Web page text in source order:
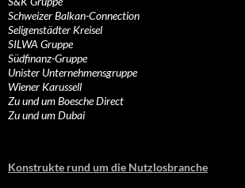
Schweizer Balkan-Connection
Seligenstädter Kreisel
SILWA Gruppe
Südfinanz-Gruppe
Unister Unternehmensgruppe
Wiener Karussell
Zu und um Boesche Direct
Zu und um Dubai
Konstrukte rund um die Nutzlosbranche